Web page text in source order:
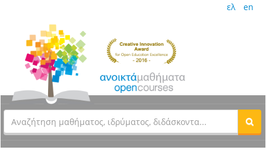
ελ en